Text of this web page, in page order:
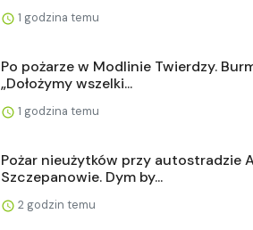
1 godzina temu
Po pożarze w Modlinie Twierdzy.
„Dołożymy wszelki...
1 godzina temu
Pożar nieużytków przy autostradzie
Szczepanowie. Dym by...
2 godzin temu